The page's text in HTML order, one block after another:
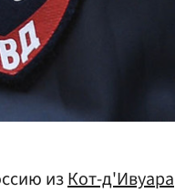
изКот-д'Ивуара